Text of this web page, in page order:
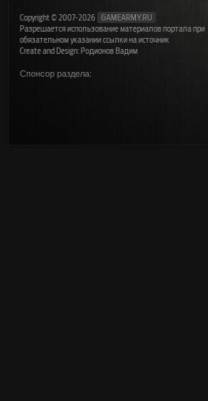
Copyright © 2007-2026
GAMEARMY.RU
Разрешается использование материалов портала при
обязательном указании ссылки на источник
Create and Design: Родионов Вадим
Спонсор раздела: